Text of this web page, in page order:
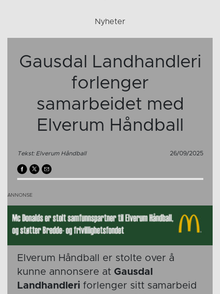
Nyheter
Gausdal Landhandleri
forlenger
samarbeidet med
Elverum Håndball
Tekst: Elverum Håndball 26/09/2025
Elverum Håndball er stolte over å
kunne annonsere at Gausdal
Landhandleriforlenger sitt samarbeid